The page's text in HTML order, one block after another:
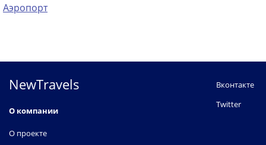
Аэропорт
NewTravels
О компании
О проекте
Вконтакте
Twitter